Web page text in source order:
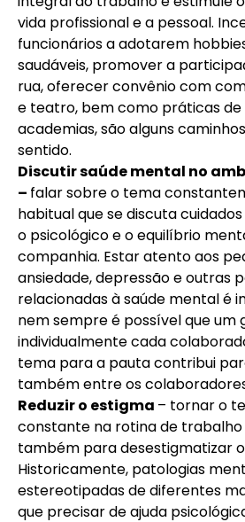
vida profissional e a pessoal.
funcionários a adotarem
saudáveis, promover a
rua, oferecer convênio com
e teatro, bem como práticas de
academias, são alguns
sentido.
Discutir saúde mental no
– falar sobre o tema
habitual que se discuta
o psicológico e o equilíbrio
companhia. Estar atento aos
ansiedade, depressão e outras
relacionadas à saúde mental é
nem sempre é possível que
individualmente cada
tema para a pauta contribui
também entre os
Reduzir o estigma – tornar o
constante na rotina de trabalho
também para desestigmatizar
Historicamente, patologias
estereotipadas de diferentes
que precisar de ajuda